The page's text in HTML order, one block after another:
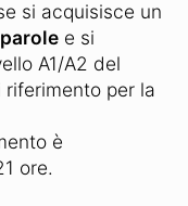
si acquisisce un
e si
A1/A2 del
per la
è
ore.